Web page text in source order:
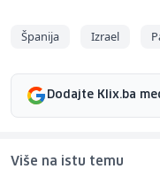
Španija Izrael
Dodajte Klix.ba
Više na istu temu